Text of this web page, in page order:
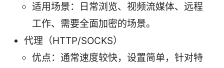
适用场景：日常浏览、视频流媒体、远程
工作、需要全面加密的场景。
代理（HTTP/SOCKS）
优点：通常速度较快，设置简单，针对特